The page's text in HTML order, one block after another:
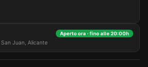
Aperto ora · fino alle 20:00h
Juan, Alicante